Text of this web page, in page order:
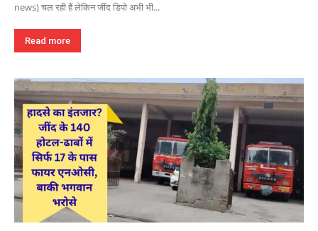
news) चल रही हैं लेकिन जींद डिपो अभी भी...
Read more